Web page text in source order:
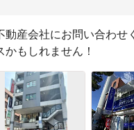
動産会社にお問い合わせ
もしれません！